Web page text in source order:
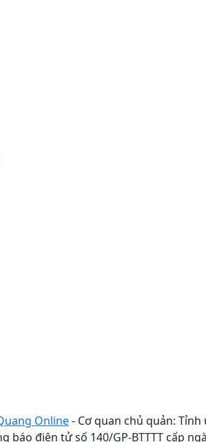
Online- Cơ quan chủ quản:
báo điện tử số 140/GP-BTTTT cấp